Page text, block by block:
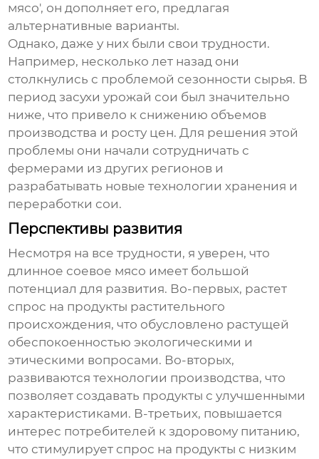
мясо', он дополняет его, предлагая
альтернативные варианты.
Однако, даже у них были свои трудности.
Например, несколько лет назад они
столкнулись с проблемой сезонности сырья. В
период засухи урожай сои был значительно
ниже, что привело к снижению объемов
производства и росту цен. Для решения этой
проблемы они начали сотрудничать с
фермерами из других регионов и
разрабатывать новые технологии хранения и
переработки сои.
Перспективы развития
Несмотря на все трудности, я уверен, что
длинное соевое мясо имеет большой
потенциал для развития. Во-первых, растет
спрос на продукты растительного
происхождения, что обусловлено растущей
обеспокоенностью экологическими и
этическими вопросами. Во-вторых,
развиваются технологии производства, что
позволяет создавать продукты с улучшенными
характеристиками. В-третьих, повышается
интерес потребителей к здоровому питанию,
что стимулирует спрос на продукты с низким